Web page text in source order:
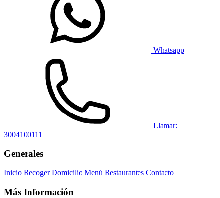
Whatsapp
Llamar:
3004100111
Generales
Inicio Recoger Domicilio Menú Restaurantes Contacto
Más Información